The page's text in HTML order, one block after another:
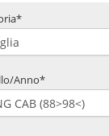
Anno*